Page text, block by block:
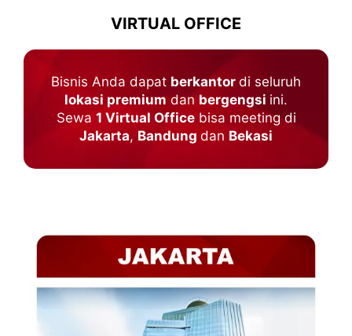
VIRTUAL OFFICE
Bisnis Anda dapat berkantor di seluruh
lokasi premium dan bergengsi ini.
Sewa 1 Virtual Officebisa meeting di
Jakarta, Bandung dan Bekasi